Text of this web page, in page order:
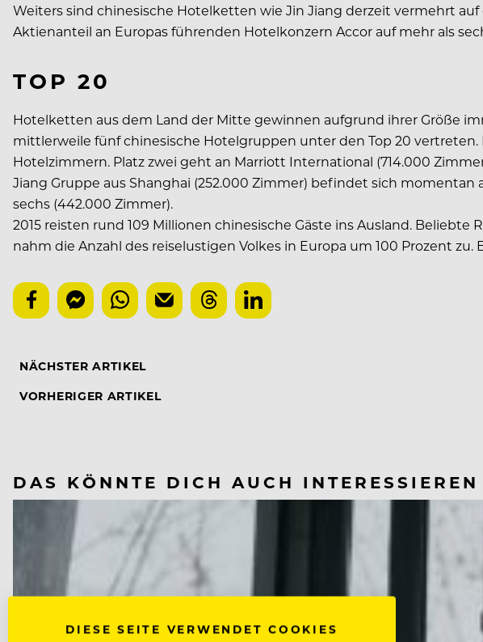
Weiters sind chinesische Hotelketten wie Jin Jiang derzeit vermehrt
Aktienanteil an Europas führenden Hotelkonzern Accor auf mehr als
TOP 20
Hotelketten aus dem Land der Mitte gewinnen aufgrund ihrer Größe
mittlerweile fünf chinesische Hotelgruppen unter den Top 20
Hotelzimmern. Platz zwei geht an Marriott International (714.000
Jiang Gruppe aus Shanghai (252.000 Zimmer) befindet sich
sechs (442.000 Zimmer).
2015 reisten rund 109 Millionen chinesische Gäste ins Ausland.
nahm die Anzahl des reiselustigen Volkes in Europa um 100 Prozent
NÄCHSTER ARTIKEL
VORHERIGER ARTIKEL
DAS KÖNNTE DICH AUCH INTERESSIEREN
DIESE SEITE VERWENDET COOKIES